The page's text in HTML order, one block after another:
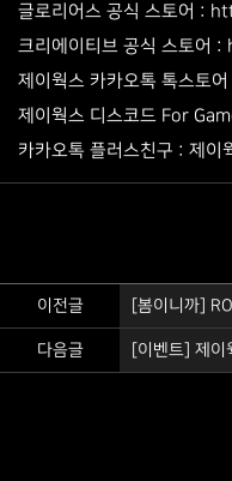
글로리어스 공식 스토어 :
크리에이티브 공식 스토
제이웍스 카카오톡 톡스
제이웍스 디스코드 For
카카오톡 플러스친구 : 제이
이전글 [봄이니까]
다음글 [이벤트] 제이